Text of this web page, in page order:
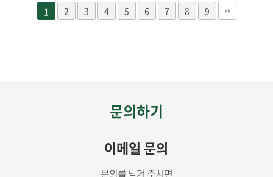
1 2 3 4 5 6 7 8 9
문의하기
이메일 문의
문의를 남겨 주시면